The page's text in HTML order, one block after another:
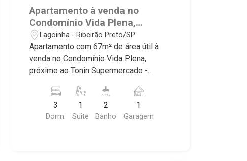
Apartamento à venda no
Condomínio Vida Plena,
próximo ao Tonin
Supermercado - Ribeirão
Preto/SP.
Lagoinha - Ribeirão Preto/SP
Apartamento com 67m² de área útil à
venda no Condomínio Vida Plena,
próximo ao Tonin Supermercado -
Conheça as características deste
imóvel que a Martinelli Imobiliária
selecionou para você: - 67m² de área
3
Dorm.
1
Suite
2
Banho
1
Garagem